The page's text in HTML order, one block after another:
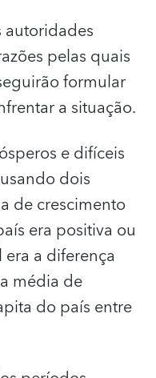
autoridades
pelas quais
formular
a situação.
e difíceis
dois
de crescimento
era positiva ou
a diferença
média de
do país entre